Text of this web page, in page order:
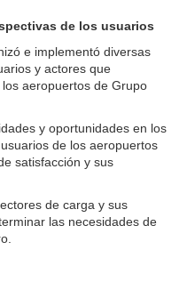
de los usuarios
e implementó diversas
y actores que
aeropuertos de Grupo
y oportunidades en los
de los aeropuertos
satisfacción y sus
de carga y sus
las necesidades de